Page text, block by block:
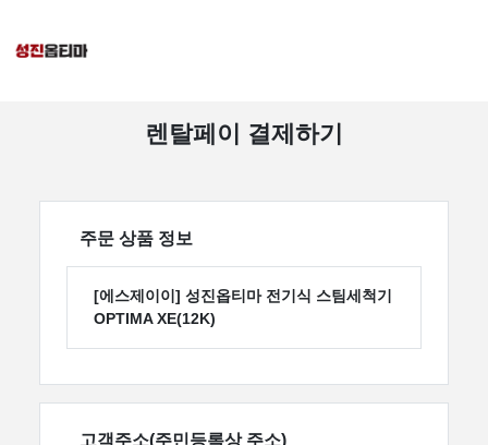
렌탈페이 결제하기
주문 상품 정보
[에스제이이] 성진옵티마 전기식 스팀세척기
OPTIMA XE(12K)
고객주소(주민등록상 주소)